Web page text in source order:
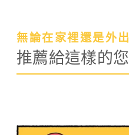
無論在家裡還是外出
推薦給這樣的您